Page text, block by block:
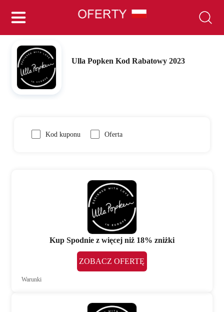
Ulla Popken Kod Rabatowy 2023
Kod kuponu Oferta
Kup Spodnie z więcej niż 18% zniżki
ZOBACZ OFERTĘ
Warunki